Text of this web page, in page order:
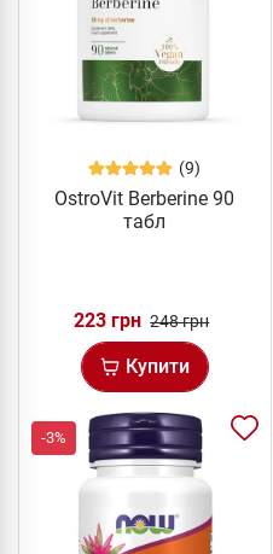
(9)
OstroVit Berberine 90
табл
223 грн 248 грн
Купити
-3%